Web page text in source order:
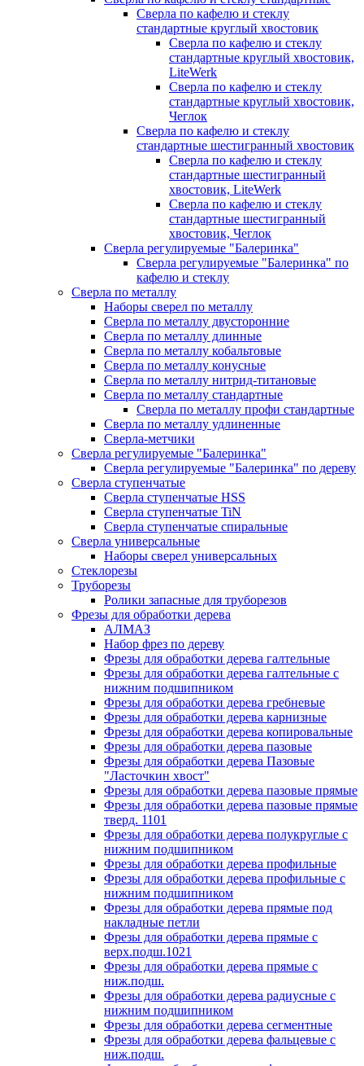
Сверла по кафелю и стеклу
стандартные круглый хвостовик
Сверла по кафелю и стеклу
стандартные круглый хвостовик,
LiteWerk
Сверла по кафелю и стеклу
стандартные круглый хвостовик,
Чеглок
Сверла по кафелю и стеклу
стандартные шестигранный хвостовик
Сверла по кафелю и стеклу
стандартные шестигранный
хвостовик, LiteWerk
Сверла по кафелю и стеклу
стандартные шестигранный
хвостовик, Чеглок
Сверла регулируемые "Балеринка"
Сверла регулируемые "Балеринка" по
кафелю и стеклу
Сверла по металлу
Наборы сверел по металлу
Сверла по металлу двусторонние
Сверла по металлу длинные
Сверла по металлу кобальтовые
Сверла по металлу конусные
Сверла по металлу нитрид-титановые
Сверла по металлу стандартные
Сверла по металлу профи стандартные
Сверла по металлу удлиненные
Сверла-метчики
Сверла регулируемые "Балеринка"
Сверла регулируемые "Балеринка" по дереву
Сверла ступенчатые
Сверла ступенчатые HSS
Сверла ступенчатые TiN
Сверла ступенчатые спиральные
Сверла универсальные
Наборы сверел универсальных
Стеклорезы
Труборезы
Ролики запасные для труборезов
Фрезы для обработки дерева
АЛМАЗ
Набор фрез по дереву
Фрезы для обработки дерева галтельные
Фрезы для обработки дерева галтельные с
нижним подшипником
Фрезы для обработки дерева гребневые
Фрезы для обработки дерева карнизные
Фрезы для обработки дерева копировальные
Фрезы для обработки дерева пазовые
Фрезы для обработки дерева Пазовые
"Ласточкин хвост"
Фрезы для обработки дерева пазовые прямые
Фрезы для обработки дерева пазовые прямые
тверд. 1101
Фрезы для обработки дерева полукруглые с
нижним подшипником
Фрезы для обработки дерева профильные
Фрезы для обработки дерева профильные с
нижним подшипником
Фрезы для обработки дерева прямые под
накладные петли
Фрезы для обработки дерева прямые с
верх.подш.1021
Фрезы для обработки дерева прямые с
ниж.подш.
Фрезы для обработки дерева радиусные с
нижним подшипником
Фрезы для обработки дерева сегментные
Фрезы для обработки дерева фальцевые с
ниж.подш.